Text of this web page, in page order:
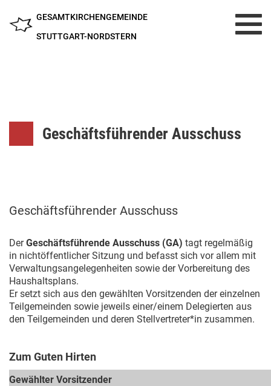
GESAMTKIRCHENGEMEINDE
STUTTGART-NORDSTERN
Geschäftsführender Ausschuss
Geschäftsführender Ausschuss
DerGeschäftsführende Ausschuss (GA) tagt regelmäßig
in nichtöffentlicher Sitzung und befasst sich vor allem mit
Verwaltungsangelegenheiten sowie der Vorbereitung des
Haushaltsplans.
Er setzt sich aus den gewählten Vorsitzenden der einzelnen
Teilgemeinden sowie jeweils einer/einem Delegierten aus
den Teilgemeinden und deren Stellvertreter*in zusammen.
Zum Guten Hirten
Gewählter Vorsitzender